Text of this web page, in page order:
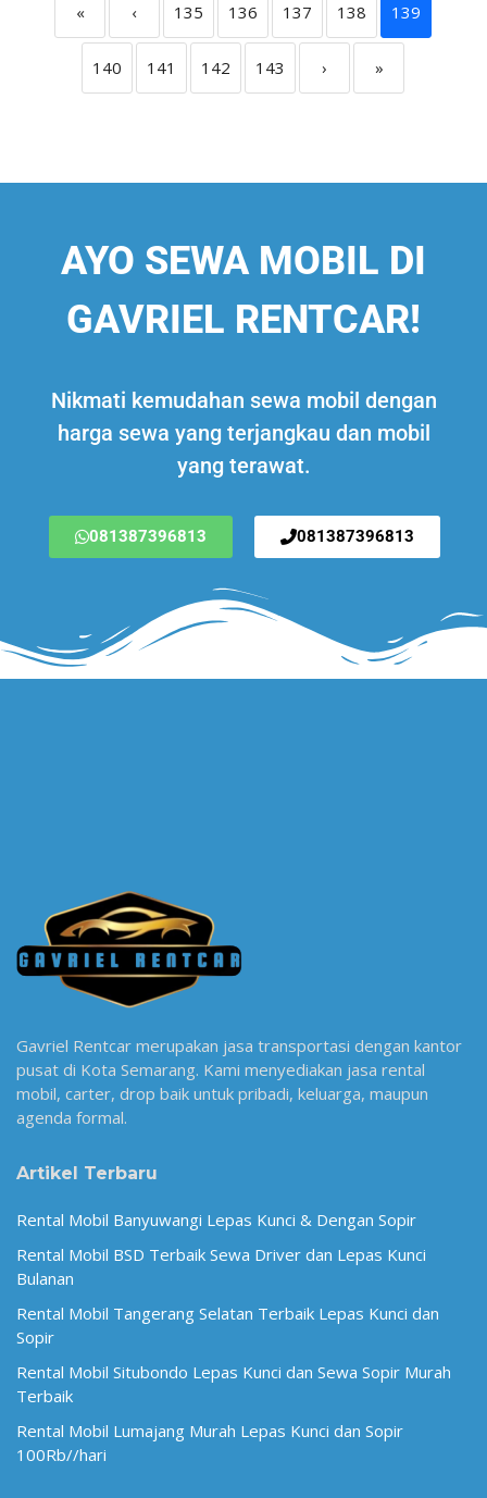
« ‹ 135 136 137 138 139
140 141 142 143 › »
AYO SEWA MOBIL DI
GAVRIEL RENTCAR!
Nikmati kemudahan sewa mobil dengan
harga sewa yang terjangkau dan mobil
yang terawat.
081387396813 081387396813
Gavriel Rentcar merupakan jasa transportasi dengan kantor
pusat di Kota Semarang. Kami menyediakan jasa rental
mobil, carter, drop baik untuk pribadi, keluarga, maupun
agenda formal.
Artikel Terbaru
Rental Mobil Banyuwangi Lepas Kunci & Dengan Sopir
Rental Mobil BSD Terbaik Sewa Driver dan Lepas Kunci
Bulanan
Rental Mobil Tangerang Selatan Terbaik Lepas Kunci dan
Sopir
Rental Mobil Situbondo Lepas Kunci dan Sewa Sopir Murah
Terbaik
Rental Mobil Lumajang Murah Lepas Kunci dan Sopir
100Rb//hari